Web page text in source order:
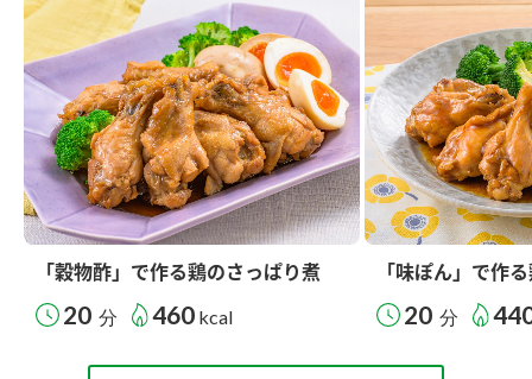
「穀物酢」で作る鶏のさっぱり煮
20 分 460 kcal
「味ぽん」で作
20 分